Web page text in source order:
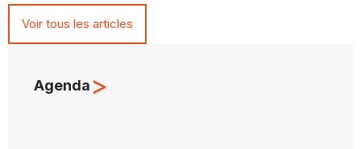
Voir tous les articles
Agenda >